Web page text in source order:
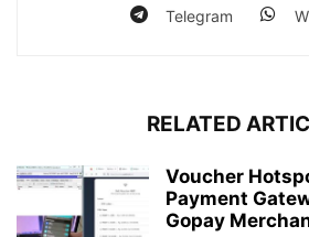
Telegram
RELATED
Voucher
Payment
Gopay